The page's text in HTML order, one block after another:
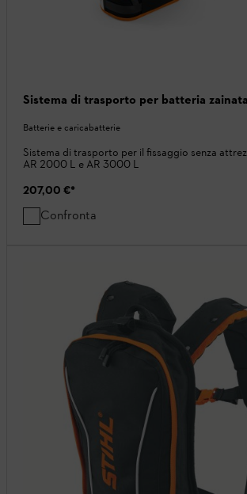
Sistema di trasporto per batteria
Batterie e caricabatterie
Sistema di trasporto per il fissaggio senza
AR 2000 L e AR 3000 L
207,00 €*
Confronta